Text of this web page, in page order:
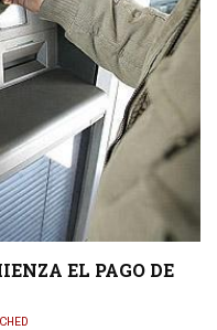
EL PAGO DE